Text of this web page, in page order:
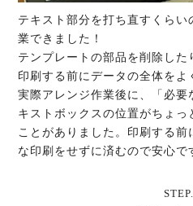
テキスト部分を打ち直すくら
業できました！
テンプレートの部品を削除した
印刷する前にデータの全体をよ
実際アレンジ作業後に、「必要
キストボックスの位置がちょ
ことがありました。印刷する
な印刷をせずに済むので安心で